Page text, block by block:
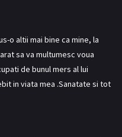
o altii mai bine ca mine, la
sa va multumesc voua
de bunul mers al lui
in viata mea .Sanatate si tot